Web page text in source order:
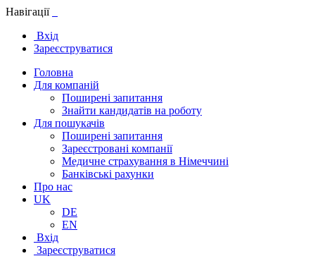
Навігації
Вхід
Зареєструватися
Головна
Для компаній
Поширені запитання
Знайти кандидатів на роботу
Для пошукачів
Поширені запитання
Зареєстровані компанії
Медичне страхування в Німеччині
Банківські рахунки
Про нас
UK
DE
EN
Вхід
Зареєструватися